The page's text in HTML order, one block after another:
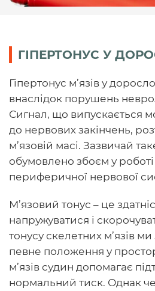
ГІПЕРТОНУС У
Гіпертонус м’язів у
внаслідок порушень
Сигнал, що випускається
до нервових закінчень,
м’язовій масі. Зазвичай
обумовлено збоєм у
периферичної нервової
М’язовий тонус – це
напружуватися і
тонусу скелетних м’язів ми
певне положення у
м’язів судин допомагає
нормальний тиск. Однак